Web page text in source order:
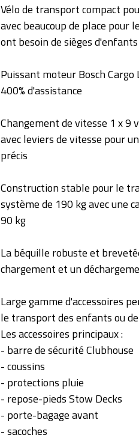
Vélo de transport compact
avec beaucoup de place pour
ont besoin de sièges d'enfants
Puissant moteur Bosch Cargo
400% d'assistance
Changement de vitesse 1 x 9
avec leviers de vitesse pour
précis
Construction stable pour le
système de 190 kg avec une
90 kg
La béquille robuste et
chargement et un
Large gamme d'accessoires
le transport des enfants ou
Les accessoires principaux :
- barre de sécurité Clubhouse
- coussins
- protections pluie
- repose-pieds Stow Decks
- porte-bagage avant
- sacoches